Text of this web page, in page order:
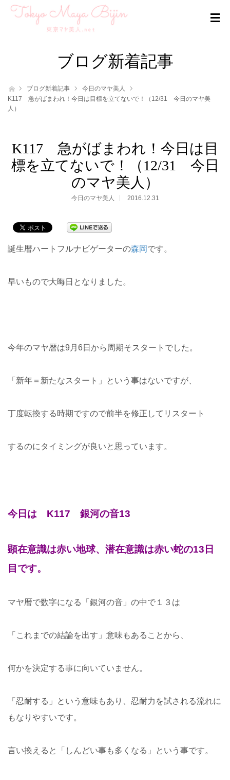
ブログ新着記事
ホームブログ新着記事
今日のマヤ美人
K117 急がばまわれ！今日は目標を立てないで！（12/31 今日のマヤ美
人）
K117 急がばまわれ！今日は目
標を立てないで！（12/31 今日
のマヤ美人）
今日のマヤ美人 2016.12.31
誕生暦ハートフルナビゲーターの森岡です。
早いもので大晦日となりました。
今年のマヤ暦は9月6日から周期そスタートでした。
「新年＝新たなスタート」という事はないですが、
丁度転換する時期ですので前半を修正してリスタート
するのにタイミングが良いと思っています。
今日は K117 銀河の音13
顕在意識は赤い地球、潜在意識は赤い蛇の13日
目です。
マヤ暦で数字になる「銀河の音」の中で１３は
「これまでの結論を出す」意味もあることから、
何かを決定する事に向いていません。
「忍耐する」という意味もあり、忍耐力を試される流れに
もなりやすいです。
言い換えると「しんどい事も多くなる」という事です。